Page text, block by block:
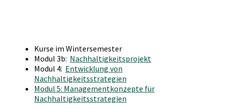
Kurse im Wintersemester
Modul 3b: Nachhaltigkeitsprojekt
Modul 4: Entwicklung von
Nachhaltigkeitsstrategien
Modul 5: Managementkonzepte für
Nachhaltigkeitsstrategien